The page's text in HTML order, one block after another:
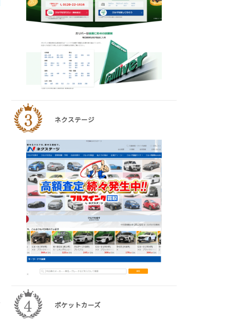
ネクステージ
ポケットカーズ